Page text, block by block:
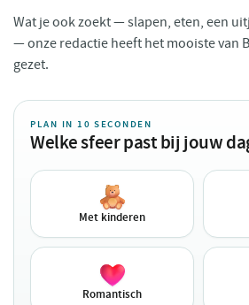
Wat je ook zoekt — slapen, eten, een
— onze redactie heeft het mooiste van
gezet.
PLAN IN 10 SECONDEN
Welke sfeer past bij jouw
Met kinderen
Romantisch